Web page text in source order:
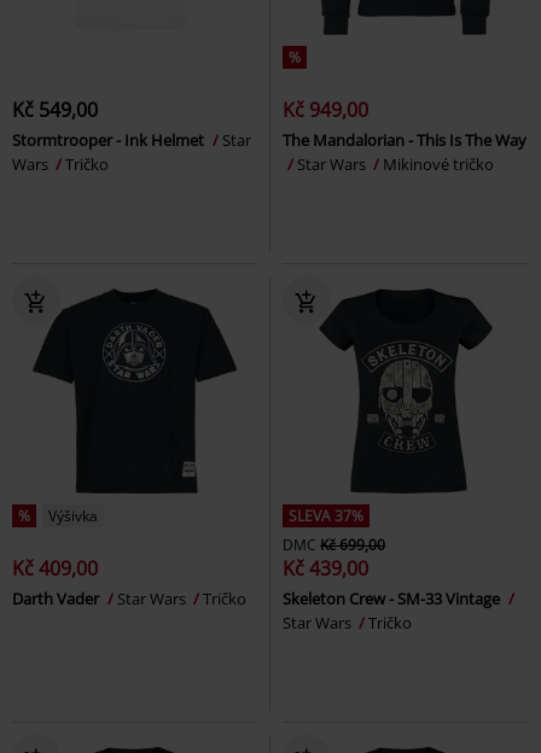
Kč 549,00
Stormtrooper - Ink Helmet
Star
Wars
Tričko
%
Kč 949,00
The Mandalorian - This Is The Way
Star Wars
Mikinové tričko
% Výšivka
Kč 409,00
Darth Vader Star Wars Tričko
SLEVA 37%
DMC Kč 699,00
Kč 439,00
Skeleton Crew - SM-33 Vintage
Star Wars
Tričko